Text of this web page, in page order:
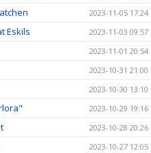
2023-11-05 17:24
Eskils 2023-11-03 09:57
2023-11-01 20:54
2023-10-31 21:00
2023-10-30 13:10
2023-10-29 19:16
2023-10-28 20:26
2023-10-27 12:05